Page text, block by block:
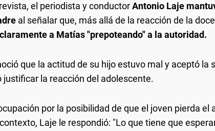
el periodista y conductorAntonio Laje
al señalar que, más allá de la reacción de la
a Matías "prepoteando" a la autoridad.
que la actitud de su hijo estuvo mal y aceptó la
la reacción del adolescente.
por la posibilidad de que el joven pierda el
Laje le respondió: "Lo que tiene que